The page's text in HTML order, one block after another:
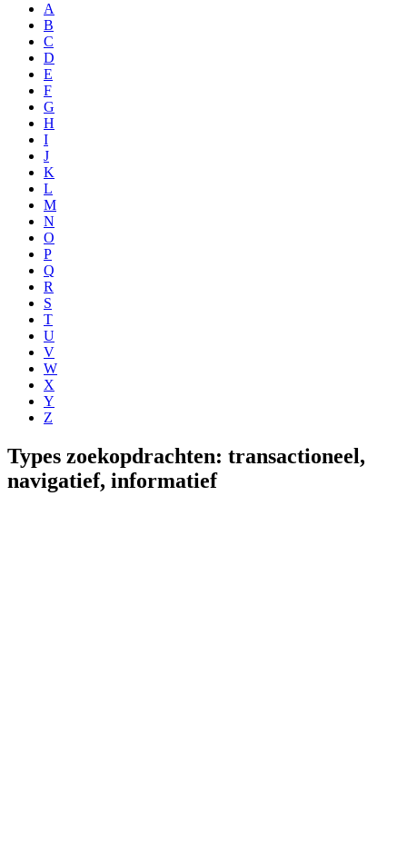
A
B
C
D
E
F
G
H
I
J
K
L
M
N
O
P
Q
R
S
T
U
V
W
X
Y
Z
Types zoekopdrachten: transactioneel,
navigatief, informatief